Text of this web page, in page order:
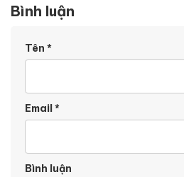
Bình luận
Tên *
Email*
Bình luận